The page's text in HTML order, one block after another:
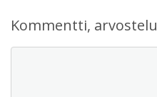
Kommentti,